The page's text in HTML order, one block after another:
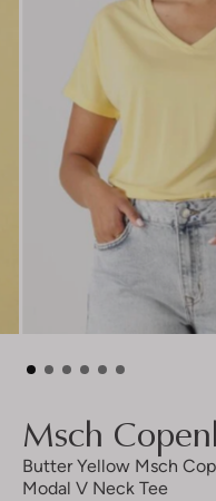
Msch
Butter Yellow Msch
Modal V Neck Tee